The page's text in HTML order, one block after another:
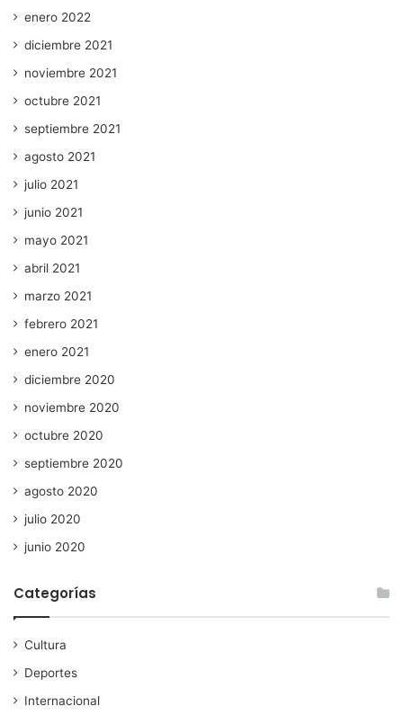
enero 2022
diciembre 2021
noviembre 2021
octubre 2021
septiembre 2021
agosto 2021
julio 2021
junio 2021
mayo 2021
abril 2021
marzo 2021
febrero 2021
enero 2021
diciembre 2020
noviembre 2020
octubre 2020
septiembre 2020
agosto 2020
julio 2020
junio 2020
Categorías
Cultura
Deportes
Internacional